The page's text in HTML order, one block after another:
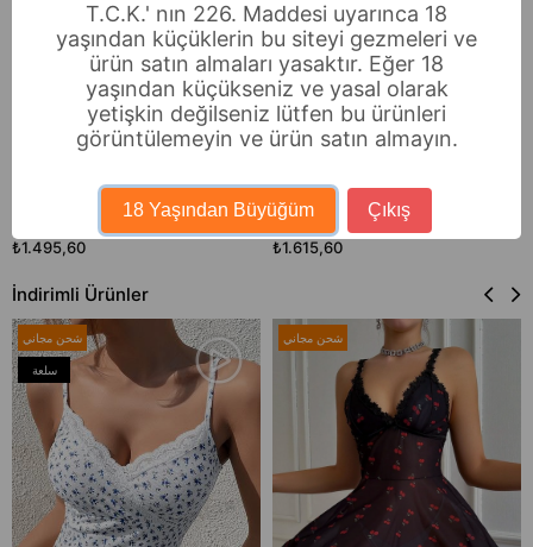
Bella Notte Pembe Dantel Kenarlı
Kısa Kollu Şort Takım 7719
₺1.495,60
Bella Notte Toz Pembe Fiyonk
Desenli Yeni Sezon Pijama Takıı 7195
₺1.615,60
İndirimli Ürünler
شحن مجاني
سلعة
شحن مجاني
T.C.K.' nın 226. Maddesi uyarınca 18
yaşından küçüklerin bu siteyi gezmeleri ve
ürün satın almaları yasaktır. Eğer 18
yaşından küçükseniz ve yasal olarak
yetişkin değilseniz lütfen bu ürünleri
görüntülemeyin ve ürün satın almayın.
18 Yaşından Büyüğüm Çıkış